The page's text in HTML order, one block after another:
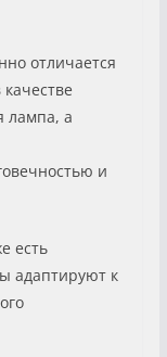
отличается
лампа, а
и
есть
адаптируют к